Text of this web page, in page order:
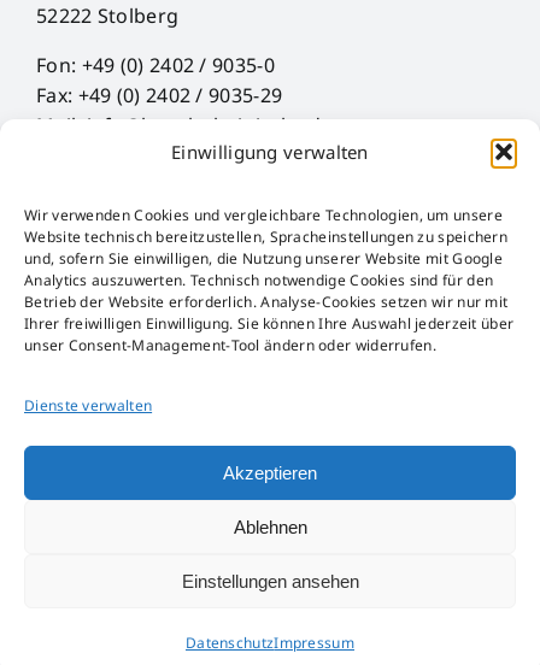
Einwilligung verwalten
Wir verwenden Cookies und vergleichbare Technologien, um unsere
Website technisch bereitzustellen, Spracheinstellungen zu speichern
und, sofern Sie einwilligen, die Nutzung unserer Website mit Google
Analytics auszuwerten. Technisch notwendige Cookies sind für den
Betrieb der Website erforderlich. Analyse-Cookies setzen wir nur mit
Ihrer freiwilligen Einwilligung. Sie können Ihre Auswahl jederzeit über
unser Consent-Management-Tool ändern oder widerrufen.
Dienste verwalten
Akzeptieren
Ablehnen
Einstellungen ansehen
DatenschutzImpressum
52222 Stolberg
Fon: +49 (0) 2402 / 9035-0
Fax: +49 (0) 2402 / 9035-29
Mail: info@hueck-rheinische.de
Datenschutz
AGB
AEB
Störfall-Information
Hinweisgeber-Kanal
Umsetzungsplan gemäß § 9 EnEfG